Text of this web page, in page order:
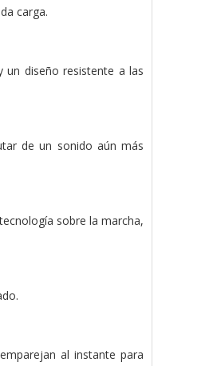
carga.
un diseño resistente a las
de un sonido aún más
sobre la marcha,
al instante para